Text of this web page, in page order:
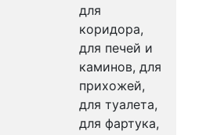
для
коридора,
для печей и
каминов, для
прихожей,
для туалета,
для фартука,